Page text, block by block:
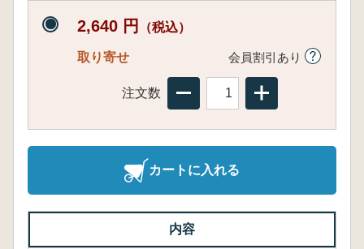
2,640 円 （税込）
取り寄せ 会員割引あり
注文数
カートに入れる
内容